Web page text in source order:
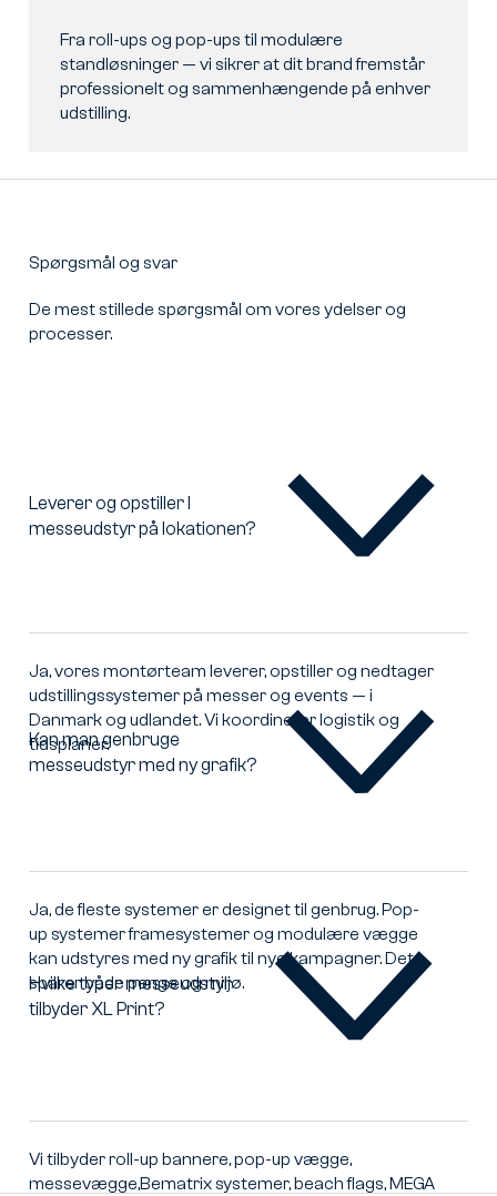
Fra roll-ups og pop-ups til modulære
standløsninger — vi sikrer at dit brand fremstår
professionelt og sammenhængende på enhver
udstilling.
Spørgsmål og svar
De mest stillede spørgsmål om vores ydelser og
processer.
Leverer og opstiller I
messeudstyr på lokationen?
Leverer
lokationen?
Ja, vores montørteam leverer, opstiller og nedtager
udstillingssystemer på messer og events — i
Danmark og udlandet. Vi koordinerer logistik og
tidsplaner.
Kan man genbruge
messeudstyr med ny grafik?
Kan
grafik?
Ja, de fleste systemer er designet til genbrug. Pop-
up systemer framesystemer og modulære vægge
kan udstyres med ny grafik til nye kampagner. Det
sparer både penge og miljø.
Hvilke typer messeudstyr
tilbyder XL Print?
Hvilke
Vi tilbyder roll-up bannere, pop-up vægge,
messevægge,Bematrix systemer, beach flags, MEGA